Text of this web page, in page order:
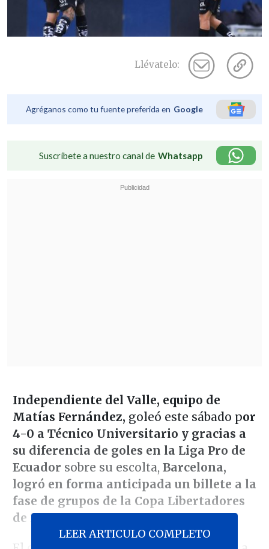
Llévatelo:
Agréganos como tu fuente preferida en Google
Suscríbete a nuestro canal de Whatsapp
Independiente del Valle, equipo de
Matías Fernández, goleó este sábado por
4-0 a Técnico Universitario y gracias a
su diferencia de goles en la Liga Pro de
Ecuador sobre su escolta, Barcelona,
logró en forma anticipada un billete a la
fase de grupos de la Copa Libertadores
de 2026.
LEER ARTICULO COMPLETO